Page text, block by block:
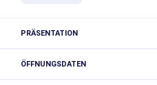
PRÄSENTATION
Poststelle in Argentière
ÖFFNUNGSDATEN